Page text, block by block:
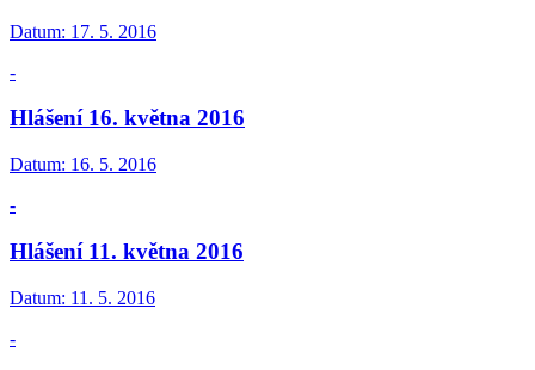
Datum: 17. 5. 2016
-
Hlášení 16. května 2016
Datum: 16. 5. 2016
-
Hlášení 11. května 2016
Datum: 11. 5. 2016
-